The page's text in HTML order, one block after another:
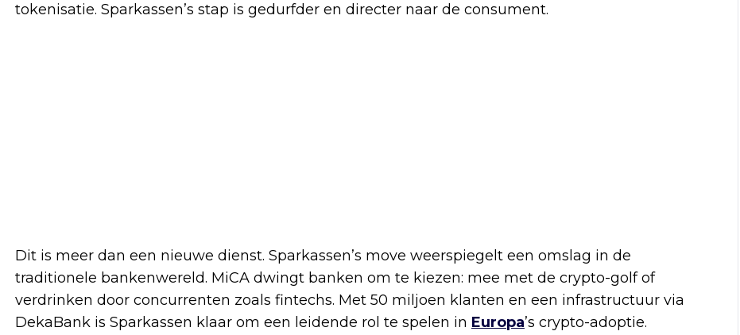
tokenisatie. Sparkassen’s stap is gedurfder en directer naar de consument.
Dit is meer dan een nieuwe dienst. Sparkassen’s move weerspiegelt een omslag in de
traditionele bankenwereld. MiCA dwingt banken om te kiezen: mee met de crypto-golf of
verdrinken door concurrenten zoals fintechs. Met 50 miljoen klanten en een infrastructuur via
DekaBank is Sparkassen klaar om een leidende rol te spelen in Europa’s crypto-adoptie.